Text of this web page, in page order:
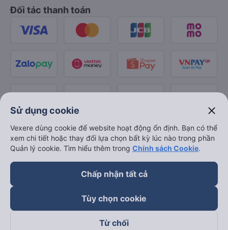
Đối tác thanh toán
Sử dụng cookie close
Vexere dùng cookie để website hoạt động ổn định. Bạn có thể
xem chi tiết hoặc thay đổi lựa chọn bất kỳ lúc nào trong phần
Quản lý cookie. Tìm hiểu thêm trong Chính sách Cookie.
Chấp nhận tất cả
Tùy chọn cookie
Từ chối